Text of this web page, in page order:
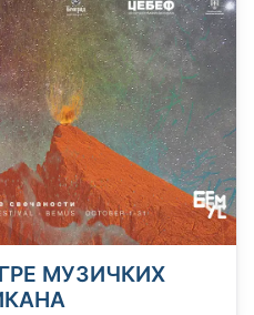
МУЗИЧКИХ